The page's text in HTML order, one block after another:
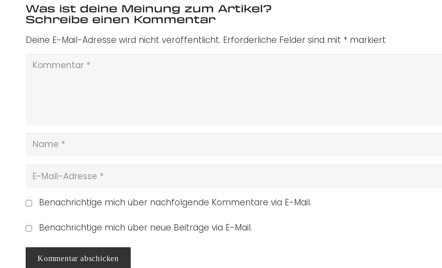
Was ist deine Meinung zum Artikel?
Schreibe einen Kommentar
Deine E-Mail-Adresse wird nicht veröffentlicht. Erforderliche Felder sind mit * markiert
Benachrichtige mich über nachfolgende Kommentare via E-Mail.
Benachrichtige mich über neue Beiträge via E-Mail.
Kommentar abschicken